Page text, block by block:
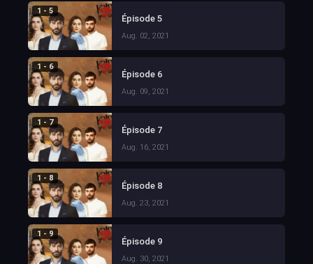
1 - 5
Épisode 5
Aug. 02, 2021
1 - 6
Épisode 6
Aug. 09, 2021
1 - 7
Épisode 7
Aug. 16, 2021
1 - 8
Épisode 8
Aug. 23, 2021
1 - 9
Épisode 9
Aug. 30, 2021